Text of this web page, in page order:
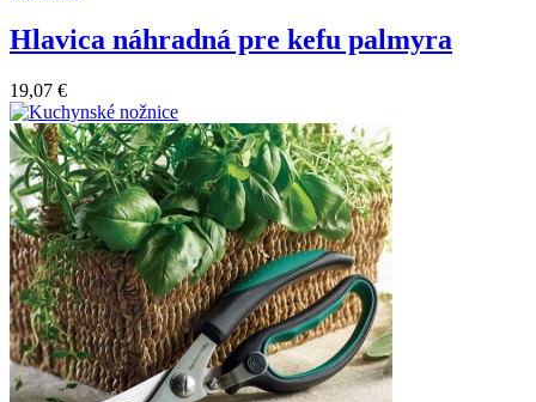
Hlavica náhradná pre kefu palmyra
19,07 €